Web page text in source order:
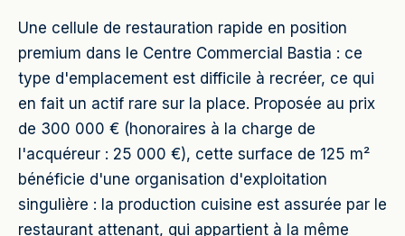
Une cellule de restauration rapide en position
premium dans le Centre Commercial Bastia : ce
type d'emplacement est difficile à recréer, ce qui
en fait un actif rare sur la place. Proposée au prix
de 300 000 € (honoraires à la charge de
l'acquéreur : 25 000 €), cette surface de 125 m²
bénéficie d'une organisation d'exploitation
singulière : la production cuisine est assurée par le
restaurant attenant, qui appartient à la même